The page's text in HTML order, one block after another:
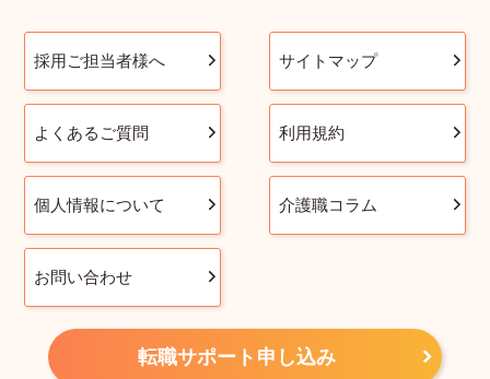
採用ご担当者様へ サイトマップ
よくあるご質問 利用規約
個人情報について 介護職コラム
お問い合わせ
転職サポート申し込み